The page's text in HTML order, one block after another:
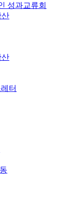
성과교류회
산
산
터